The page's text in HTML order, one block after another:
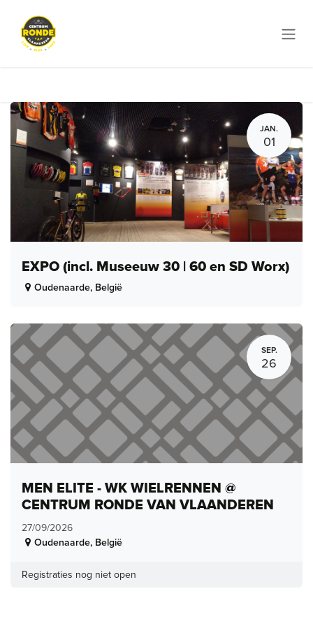
JAN.
01
EXPO (incl. Museeuw 30 | 60 en SD Worx)
Oudenaarde, België
SEP.
26
MEN ELITE - WK WIELRENNEN @
CENTRUM RONDE VAN VLAANDEREN
27/09/2026
Oudenaarde, België
Registraties nog niet open